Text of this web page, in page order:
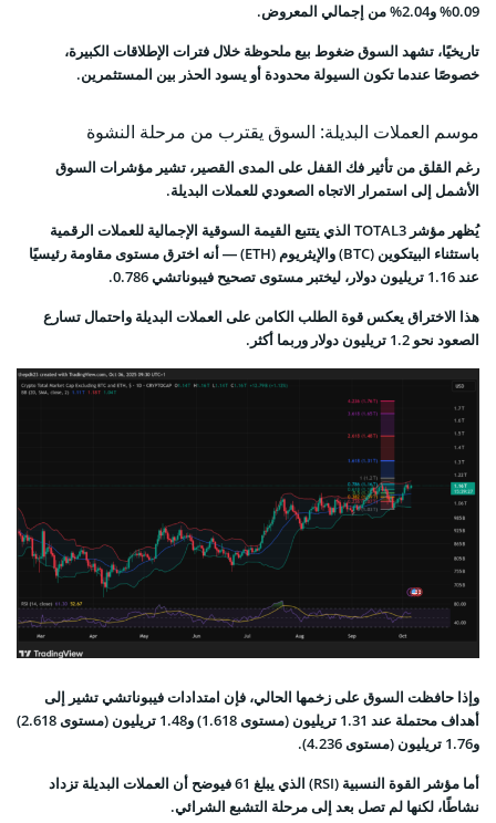
0.09% و2.04% من إجمالي المعروض.
تاريخيًا، تشهد السوق ضغوط بيع ملحوظة خلال فترات الإطلاقات الكبيرة،
خصوصًا عندما تكون السيولة محدودة أو يسود الحذر بين المستثمرين.
موسم العملات البديلة: السوق يقترب من مرحلة النشوة
رغم القلق من تأثير فك القفل على المدى القصير، تشير مؤشرات السوق
الأشمل إلى استمرار الاتجاه الصعودي للعملات البديلة.
يُظهر مؤشر TOTAL3 الذي يتتبع القيمة السوقية الإجمالية للعملات الرقمية
باستثناء البيتكوين (BTC) والإيثريوم (ETH) — أنه اخترق مستوى مقاومة رئيسيًا
عند 1.16 تريليون دولار، ليختبر مستوى تصحيح فيبوناتشي 0.786.
هذا الاختراق يعكس قوة الطلب الكامن على العملات البديلة واحتمال تسارع
الصعود نحو 1.2 تريليون دولار وربما أكثر.
وإذا حافظت السوق على زخمها الحالي، فإن امتدادات فيبوناتشي تشير إلى
أهداف محتملة عند 1.31 تريليون (مستوى 1.618) و1.48 تريليون (مستوى 2.618)
و1.76 تريليون (مستوى 4.236).
أما مؤشر القوة النسبية (RSI) الذي يبلغ 61 فيوضح أن العملات البديلة تزداد
نشاطًا، لكنها لم تصل بعد إلى مرحلة التشبع الشرائي.